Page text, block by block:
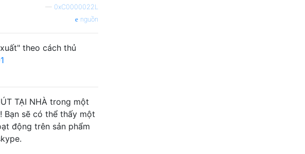
— 0xC0000022L
nguồn
theo cách thủ
TẠI NHÀ trong một
Bạn sẽ có thể thấy một
động trên sản phẩm